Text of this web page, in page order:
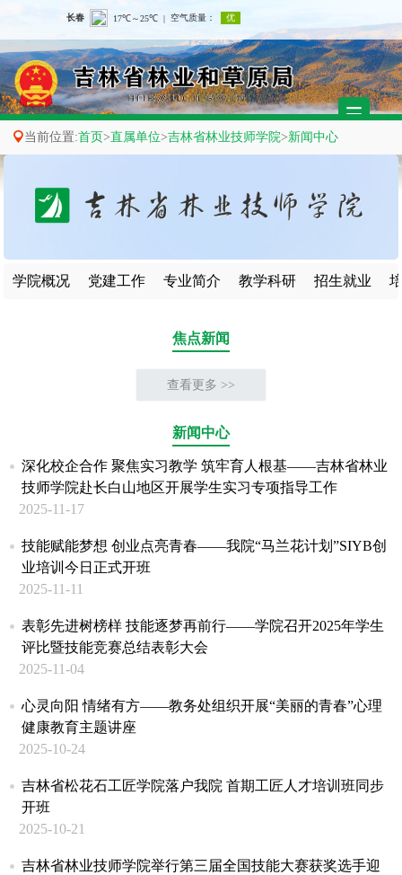
当前位置:首页>直属单位>吉林省林业技师学院>新闻中心
学院概况 党建工作 专业简介 教学科研 招生就业
焦点新闻
查看更多 >>
新闻中心
深化校企合作 聚焦实习教学 筑牢育人根基——吉林省林业
技师学院赴长白山地区开展学生实习专项指导工作
2025-11-17
技能赋能梦想 创业点亮青春——我院“马兰花计划”SIYB创
业培训今日正式开班
2025-11-11
表彰先进树榜样 技能逐梦再前行——学院召开2025年学生
评比暨技能竞赛总结表彰大会
2025-11-04
心灵向阳 情绪有方——教务处组织开展“美丽的青春”心理
健康教育主题讲座
2025-10-24
吉林省松花石工匠学院落户我院 首期工匠人才培训班同步
开班
2025-10-21
吉林省林业技师学院举行第三届全国技能大赛获奖选手迎